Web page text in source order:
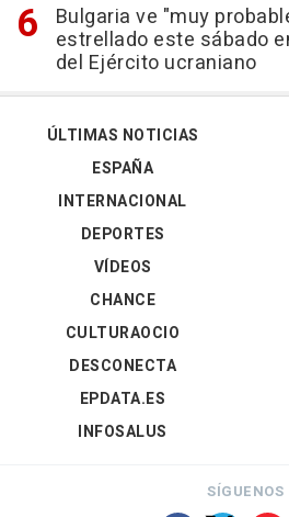
Bulgaria ve "muy
estrellado este sábado
del Ejército ucraniano
ÚLTIMAS NOTICIAS
ESPAÑA
INTERNACIONAL
DEPORTES
VÍDEOS
CHANCE
CULTURAOCIO
DESCONECTA
EPDATA.ES
INFOSALUS
SÍGUENOS